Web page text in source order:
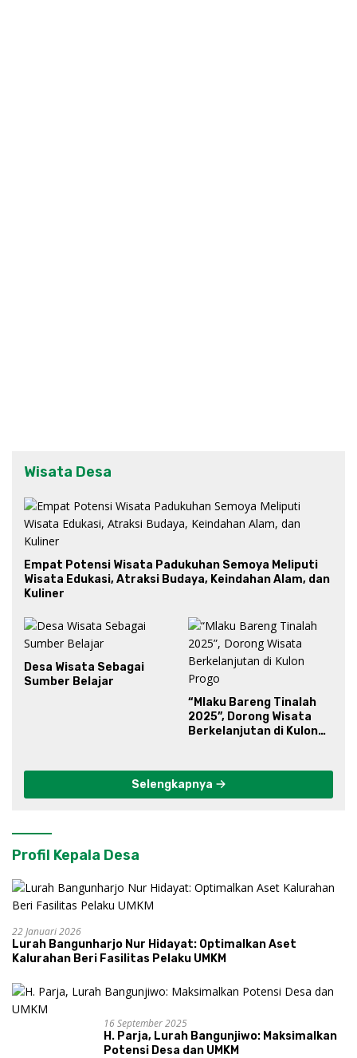
Wisata Desa
Empat Potensi Wisata Padukuhan Semoya Meliputi
Wisata Edukasi, Atraksi Budaya, Keindahan Alam, dan
Kuliner
Desa Wisata Sebagai
Sumber Belajar
“Mlaku Bareng Tinalah
2025”, Dorong Wisata
Berkelanjutan di Kulon
Selengkapnya
Profil Kepala Desa
22 Januari 2026
Lurah Bangunharjo Nur Hidayat: Optimalkan Aset
Kalurahan Beri Fasilitas Pelaku UMKM
16 September 2025
H. Parja, Lurah Bangunjiwo: Maksimalkan
Potensi Desa dan UMKM